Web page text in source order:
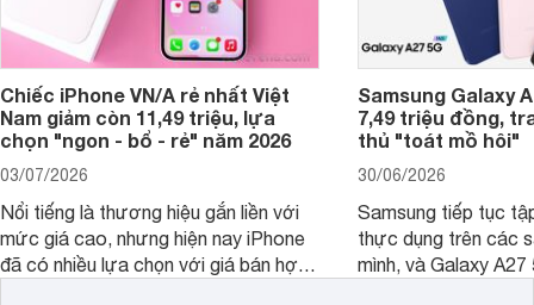
Chiếc iPhone VN/A rẻ nhất Việt
Nam giảm còn 11,49 triệu, lựa
chọn "ngon - bổ - rẻ" năm 2026
03/07/2026
Nổi tiếng là thương hiệu gắn liền với
mức giá cao, nhưng hiện nay iPhone
đã có nhiều lựa chọn với giá bán hợp
Samsung Galaxy
7,49 triệu đồng,
thủ "toát mồ hôi"
30/06/2026
Samsung tiếp tục
thực dụng trên các
mình, và Galaxy